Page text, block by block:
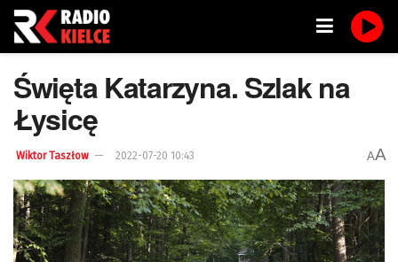
Święta Katarzyna. Szlak na
Łysicę
Wiktor Taszłow 2022-07-20 10:43 AA